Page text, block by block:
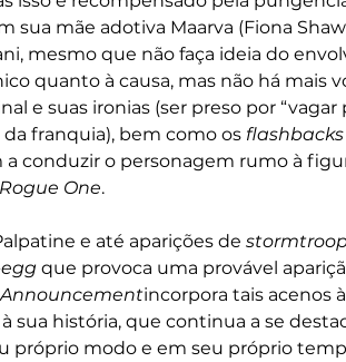
sua mãe adotiva Maarva (Fiona
mesmo que não faça ideia do
quanto à causa, mas não há mais
e suas ironias (ser preso por “vagar
franquia), bem como os flashbacks
conduzir o personagem rumo à
Rogue One.
e até aparições de
que provoca uma provável
Announcementincorpora tais acenos
sua história, que continua a se
próprio modo e em seu próprio